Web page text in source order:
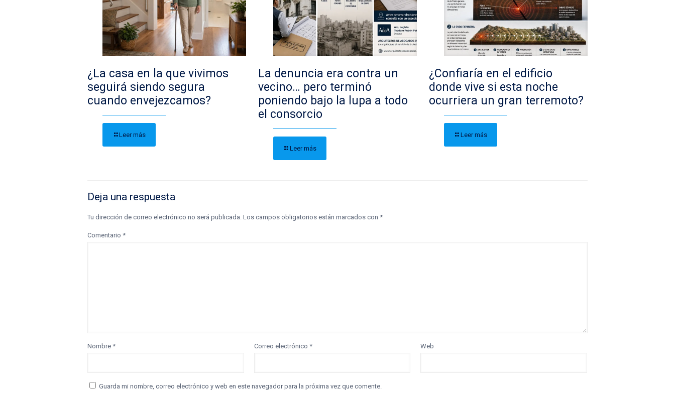
¿La casa en la que vivimos
seguirá siendo segura
cuando envejezcamos?
Leer más
La denuncia era contra un
vecino… pero terminó
poniendo bajo la lupa a todo
el consorcio
Leer más
¿Confiaría en el edificio
donde vive si esta noche
ocurriera un gran terremoto?
Leer más
Deja una respuesta
Tu dirección de correo electrónico no será publicada. Los campos obligatorios están marcados con *
Comentario *
Nombre * Correo electrónico * Web
Guarda mi nombre, correo electrónico y web en este navegador para la próxima vez que comente.